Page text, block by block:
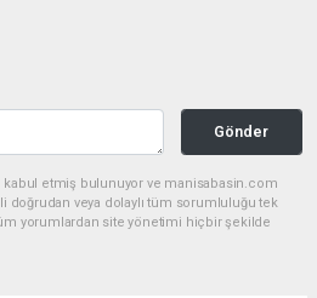
Gönder
kabul etmiş bulunuyor ve manisabasin.com
doğrudan veya dolaylı tüm sorumluluğu tek
yorumlardan site yönetimi hiçbir şekilde